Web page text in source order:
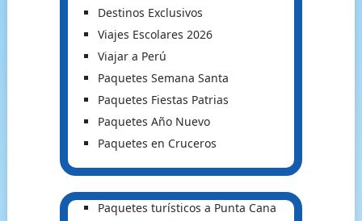
Destinos Exclusivos
Viajes Escolares 2026
Viajar a Perú
Paquetes Semana Santa
Paquetes Fiestas Patrias
Paquetes Año Nuevo
Paquetes en Cruceros
Paquetes turísticos a Punta Cana